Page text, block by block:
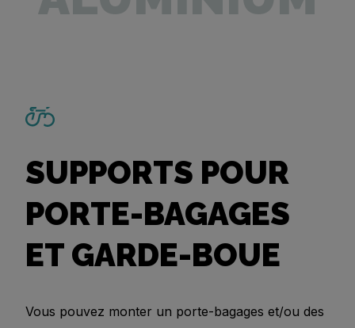
SUPPORTS POUR
PORTE-BAGAGES
ET GARDE-BOUE
Vous pouvez monter un porte-bagages et/ou des